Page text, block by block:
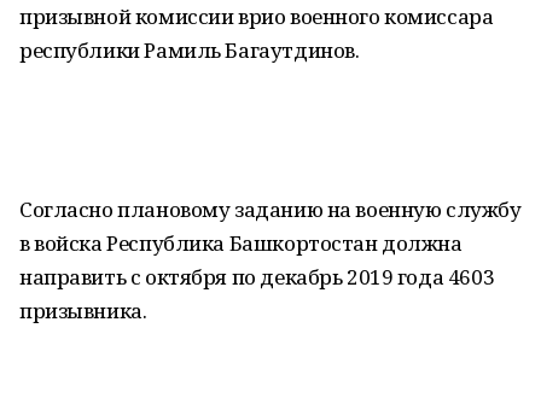
призывной комиссии врио военного комиссара
республики Рамиль Багаутдинов.
Согласно плановому заданию на военную службу
в войска Республика Башкортостан должна
направить с октября по декабрь 2019 года 4603
призывника.